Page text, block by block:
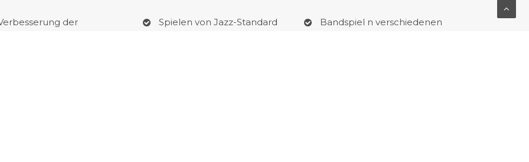
der
Spielen von Jazz-Standard
Bandspiel n verschiedenen